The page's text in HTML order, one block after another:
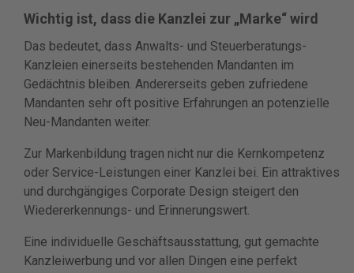
Wichtig ist, dass die Kanzlei zur „Marke“ wird
Das bedeutet, dass Anwalts- und Steuerberatungs-
Kanzleien einerseits bestehenden Mandanten im
Gedächtnis bleiben. Andererseits geben zufriedene
Mandanten sehr oft positive Erfahrungen an potenzielle
Neu-Mandanten weiter.
Zur Markenbildung tragen nicht nur die Kernkompetenz
oder Service-Leistungen einer Kanzlei bei. Ein attraktives
und durchgängiges Corporate Design steigert den
Wiedererkennungs- und Erinnerungswert.
Eine individuelle Geschäftsausstattung, gut gemachte
Kanzleiwerbung und vor allen Dingen eine perfekt